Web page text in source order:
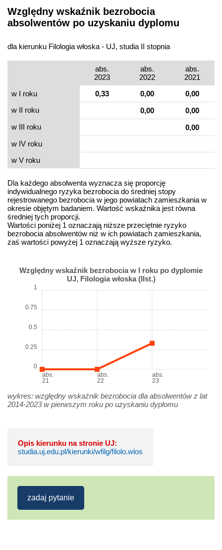
Względny wskaźnik bezrobocia
absolwentów po uzyskaniu dyplomu
dla kierunku Filologia włoska - UJ, studia II stopnia
abs.
2023
abs.
2022
abs.
2021
w I roku
0,33 0,00
0,00
w II roku
0,00
0,00
w III roku
0,00
w IV roku
w V roku
Dla każdego absolwenta wyznacza się proporcję
indywidualnego ryzyka bezrobocia do średniej stopy
rejestrowanego bezrobocia w jego powiatach zamieszkania w
okresie objętym badaniem. Wartość wskaźnika jest równa
średniej tych proporcji.
Wartości poniżej 1 oznaczają niższe przeciętnie ryzyko
bezrobocia absolwentów niż w ich powiatach zamieszkania,
zaś wartości powyżej 1 oznaczają wyższe ryzyko.
Względny wskaźnik bezrobocia w I roku po dyplomie
UJ, Filologia włoska (IIst.)
abs.
21
abs.
22
abs.
23
0
0.25
0.5
0.75
1
wykres: względny wskaźnik bezrobocia dla absolwentów z lat
2014-2023 w pierwszym roku po uzyskaniu dyplomu
Opis kierunku na stronie UJ:
studia.uj.edu.pl/kierunki/wfilg/filolo.wlos
zadaj pytanie